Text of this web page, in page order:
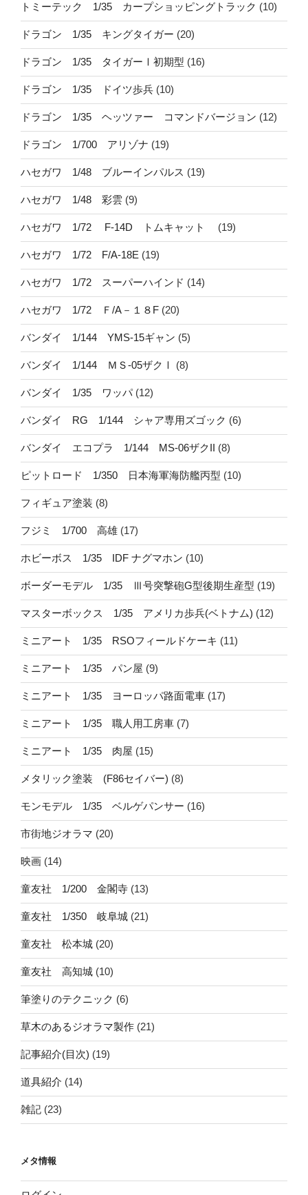
トミーテック 1/35 カープショッピングトラック (10)
ドラゴン 1/35 キングタイガー (20)
ドラゴン 1/35 タイガーⅠ初期型 (16)
ドラゴン 1/35 ドイツ歩兵 (10)
ドラゴン 1/35 ヘッツァー コマンドバージョン (12)
ドラゴン 1/700 アリゾナ (19)
ハセガワ 1/48 ブルーインパルス (19)
ハセガワ 1/48 彩雲 (9)
ハセガワ 1/72 F-14D トムキャット (19)
ハセガワ 1/72 F/A-18E (19)
ハセガワ 1/72 スーパーハインド (14)
ハセガワ 1/72 Ｆ/A－１８F (20)
バンダイ 1/144 YMS-15ギャン (5)
バンダイ 1/144 ＭＳ-05ザクⅠ (8)
バンダイ 1/35 ワッパ(12)
バンダイ RG 1/144 シャア専用ズゴック (6)
バンダイ エコプラ 1/144 MS-06ザクII (8)
ピットロード 1/350 日本海軍海防艦丙型 (10)
フィギュア塗装 (8)
フジミ 1/700 高雄 (17)
ホビーボス 1/35 IDF ナグマホン (10)
ボーダーモデル 1/35 Ⅲ号突撃砲G型後期生産型 (19)
マスターボックス 1/35 アメリカ歩兵(ベトナム) (12)
ミニアート 1/35 RSOフィールドケーキ (11)
ミニアート 1/35 パン屋 (9)
ミニアート 1/35 ヨーロッパ路面電車 (17)
ミニアート 1/35 職人用工房車 (7)
ミニアート 1/35 肉屋 (15)
メタリック塗装 (F86セイバー) (8)
モンモデル 1/35 ベルゲパンサー (16)
市街地ジオラマ (20)
映画 (14)
童友社 1/200 金閣寺 (13)
童友社 1/350 岐阜城 (21)
童友社 松本城 (20)
童友社 高知城 (10)
筆塗りのテクニック (6)
草木のあるジオラマ製作 (21)
記事紹介(目次) (19)
道具紹介 (14)
雑記 (23)
メタ情報